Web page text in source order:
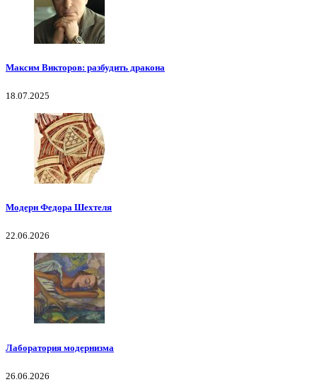
Максим Викторов: разбудить дракона
18.07.2025
Модерн Федора Шехтеля
22.06.2026
Лаборатория модернизма
26.06.2026